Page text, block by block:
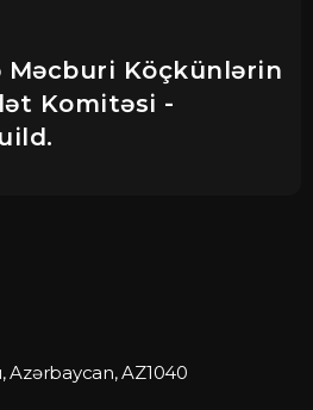
Məcburi Köçkünlərin
Komitəsi -
Azərbaycan, AZ1040